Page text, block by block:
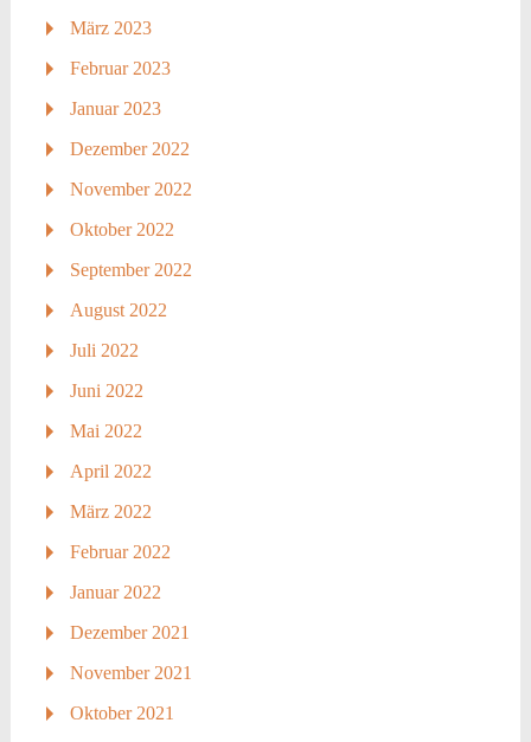
März 2023
Februar 2023
Januar 2023
Dezember 2022
November 2022
Oktober 2022
September 2022
August 2022
Juli 2022
Juni 2022
Mai 2022
April 2022
März 2022
Februar 2022
Januar 2022
Dezember 2021
November 2021
Oktober 2021